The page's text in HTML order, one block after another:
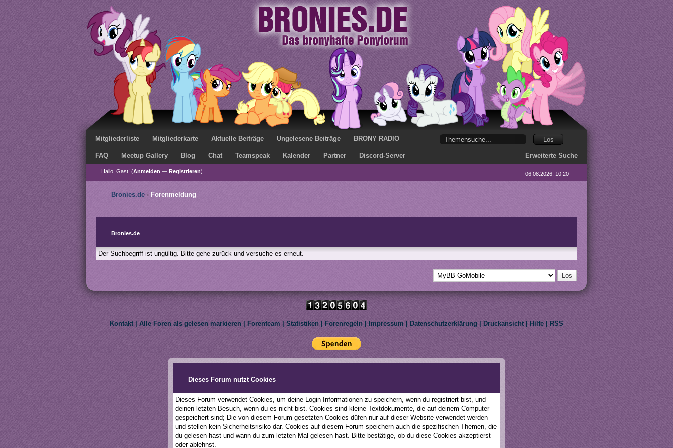
Dieses Forum nutzt Cookies
Dieses Forum verwendet Cookies, um deine Login-Informationen zu speichern, wenn du registriert bist, und
deinen letzten Besuch, wenn du es nicht bist. Cookies sind kleine Textdokumente, die auf deinem Computer
gespeichert sind; Die von diesem Forum gesetzten Cookies düfen nur auf dieser Website verwendet werden
und stellen kein Sicherheitsrisiko dar. Cookies auf diesem Forum speichern auch die spezifischen Themen, die
du gelesen hast und wann du zum letzten Mal gelesen hast. Bitte bestätige, ob du diese Cookies akzeptierst
oder ablehnst.
Mitgliederliste Mitgliederkarte Aktuelle Beiträge Ungelesene Beiträge BRONY RADIO
FAQ Meetup Gallery Blog Chat Teamspeak Kalender Partner Discord-Server Erweiterte Suche
Hallo, Gast! (Anmelden — Registrieren) 06.08.2026, 10:20
Bronies.de › Forenmeldung
Bronies.de
Der Suchbegriff ist ungültig. Bitte gehe zurück und versuche es erneut.
Kontakt Alle Foren als gelesen markieren Forenteam Statistiken |Forenregeln Impressum Datenschutzerklärung Druckansicht| Hilfe RSS
We do not own My Little Pony: Friendship Is Magic. We are not affiliated with Hasbro Inc. All rights reserved to their respective owners.
This forum usesLukasz TkaczMyBB addons.